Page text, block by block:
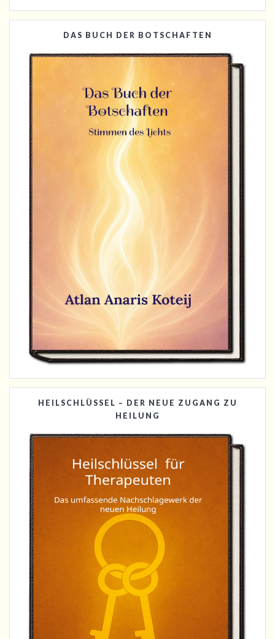
DAS BUCH DER BOTSCHAFTEN
HEILSCHLÜSSEL – DER NEUE ZUGANG ZU
HEILUNG